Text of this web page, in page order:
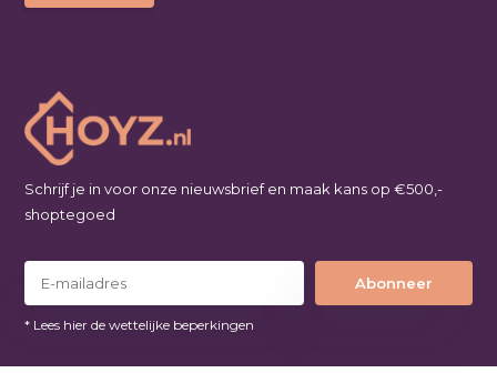
Schrijf je in voor onze nieuwsbrief en maak kans op €500,-
shoptegoed
Abonneer
* Lees hier de wettelijke beperkingen